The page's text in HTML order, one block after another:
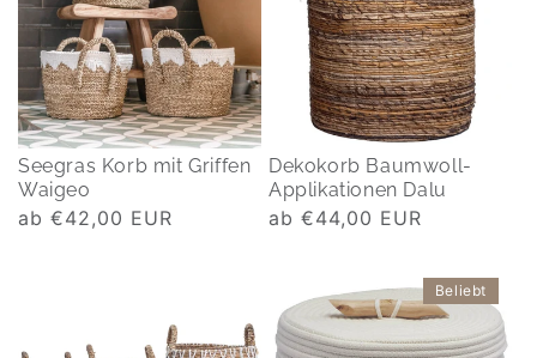
Seegras Korb mit Griffen
Waigeo
Normaler
ab €42,00 EUR
Dekokorb Baumwoll-
Applikationen Dalu
Normaler
ab €44,00 EUR
Beliebt